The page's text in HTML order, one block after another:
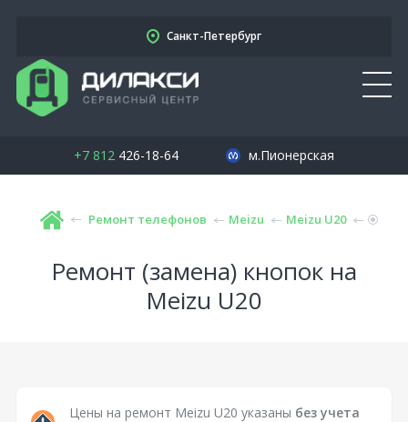
Санкт-Петербург
+7 812426-18-64 м.Пионерская
Ремонт телефонов Meizu Meizu U20
Ремонт (замена) кнопок на
Meizu U20
Цены на ремонт Meizu U20 указаны без учета